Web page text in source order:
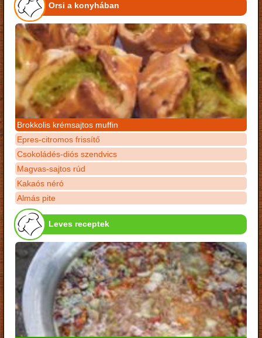
Orsi a konyhában
Brokkolis krémsajtos muffin
Epres-citromos frissítő
Csokoládés-diós szendvics
Magvas-sajtos rúd
Kakaós néró
Almás pite
Leves receptek